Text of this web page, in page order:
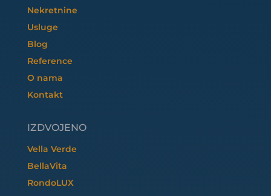
Nekretnine
Usluge
Blog
Reference
O nama
Kontakt
IZDVOJENO
Vella Verde
BellaVita
RondoLUX